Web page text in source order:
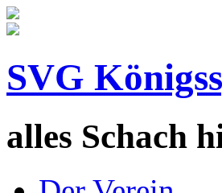
SVG
alles Schach